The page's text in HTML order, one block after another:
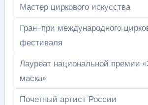
Мастер циркового искусства
Гран-при международного
фестиваля
Лауреат национальной премии
маска»
Почетный артист России